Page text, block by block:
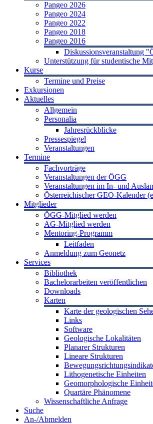
Pangeo 2026
Pangeo 2024
Pangeo 2022
Pangeo 2018
Pangeo 2016
Diskussionsveranstaltung
Unterstützung für studentische
Kurse
Termine und Preise
Exkursionen
Aktuelles
Allgemein
Personalia
Jahresrückblicke
Pressespiegel
Veranstaltungen
Termine
Fachvorträge
Veranstaltungen der ÖGG
Veranstaltungen im In- und
Österreichischer GEO-Kalender
Mitglieder
ÖGG-Mitglied werden
AG-Mitglied werden
Mentoring-Programm
Leitfaden
Anmeldung zum Geonetz
Services
Bibliothek
Bachelorarbeiten veröffentlichen
Downloads
Karten
Karte der geologischen
Links
Software
Geologische Lokalitäten
Planarer Strukturen
Lineare Strukturen
Lithogenetische Einheiten
Geomorphologische
Quartäre Phänomene
Wissenschaftliche Anfrage
Suche
An-/Abmelden